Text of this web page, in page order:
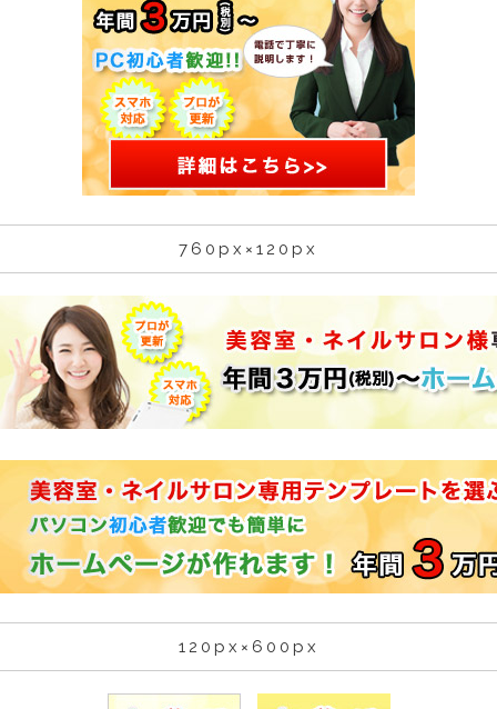
760px×120px
120px×600px